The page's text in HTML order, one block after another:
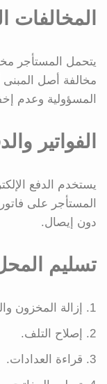
المخالفات
يتحمل المستأجر
مخالفة أصل
المسؤولية وعدم
الفواتير
يستخدم الدفع
المستأجر على
دون إيصال.
تسليم
إزالة المخزون
إصلاح التلف.
قراءة العدادات.